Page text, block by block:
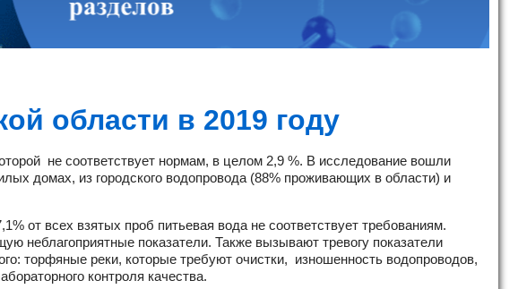
области в 2019 году
не соответствует нормам, в целом 2,9 %. В исследование вошли
домах, из городского водопровода (88% проживающих в области) и
от всех взятых проб питьевая вода не соответствует требованиям.
неблагоприятные показатели. Также вызывают тревогу показатели
торфяные реки, которые требуют очистки, изношенность водопроводов,
контроля качества.